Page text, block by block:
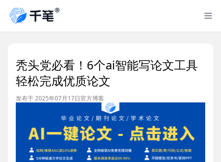
秃头党必看！6个ai智能写论文工具
轻松完成优质论文
发布于 2025年07月17日官方博客